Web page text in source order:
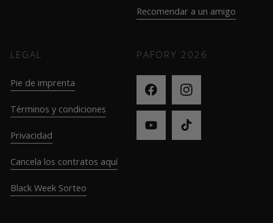
Recomendar a un amigo
LEGAL
Pie de imprenta
Términos y condiciones
Privacidad
Cancela los contratos aquí
Black Week Sorteo
PAFORY 2026